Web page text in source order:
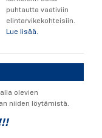
puhtautta vaativiin
elintarvikekohteisiin.
Lue lisää.
olevien
niiden löytämistä.